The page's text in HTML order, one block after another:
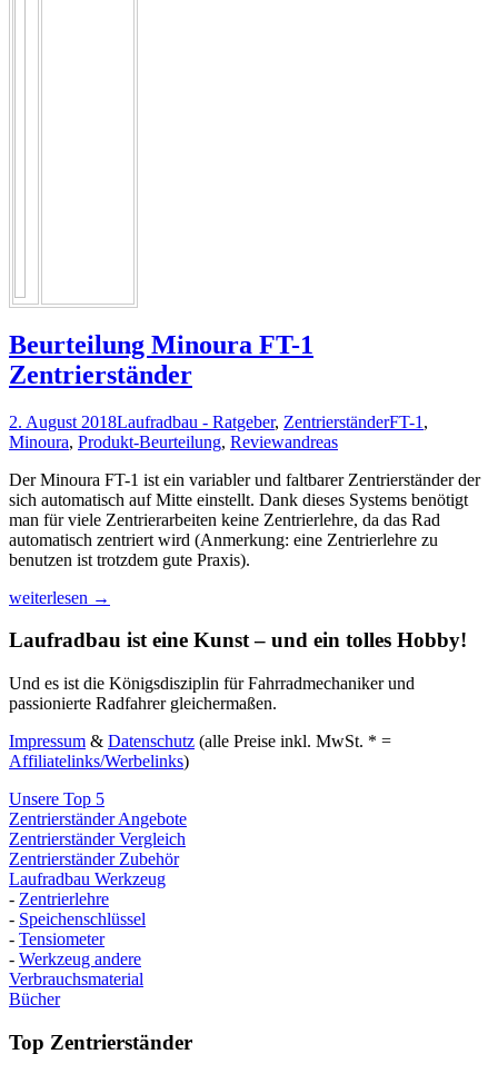
Beurteilung Minoura FT-1
Zentrierständer
2. August 2018Laufradbau - Ratgeber, ZentrierständerFT-1 ,
Minoura, Produkt-Beurteilung, Reviewandreas
Der Minoura FT-1 ist ein variabler und faltbarer Zentrierständer der
sich automatisch auf Mitte einstellt. Dank dieses Systems benötigt
man für viele Zentrierarbeiten keine Zentrierlehre, da das Rad
automatisch zentriert wird (Anmerkung: eine Zentrierlehre zu
benutzen ist trotzdem gute Praxis).
Beurteilung
FT-
Zentrierständer
weiterlesen →
Laufradbau ist eine Kunst – und ein tolles Hobby!
Und es ist die Königsdisziplin für Fahrradmechaniker und
passionierte Radfahrer gleichermaßen.
Impressum & Datenschutz (alle Preise inkl. MwSt. * =
Affiliatelinks/Werbelinks)
Unsere Top 5
Zentrierständer Angebote
Zentrierständer Vergleich
Zentrierständer Zubehör
Laufradbau Werkzeug
- Zentrierlehre
- Speichenschlüssel
- Tensiometer
- Werkzeug andere
Verbrauchsmaterial
Bücher
Top Zentrierständer